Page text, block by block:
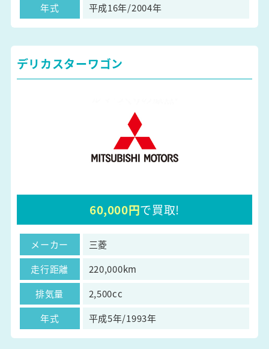
年式
平成16年/2004年
デリカスターワゴン
60,000円で買取!
メーカー
三菱
走行距離
220,000km
排気量
2,500cc
年式
平成5年/1993年